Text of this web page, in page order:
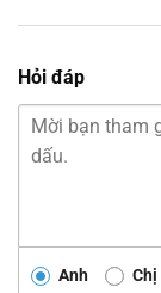
Hỏi đáp
Anh Chị